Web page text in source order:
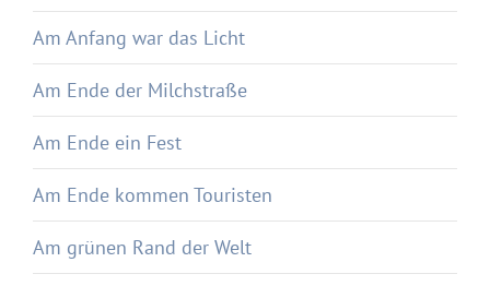
Am Anfang war das Licht
Am Ende der Milchstraße
Am Ende ein Fest
Am Ende kommen Touristen
Am grünen Rand der Welt